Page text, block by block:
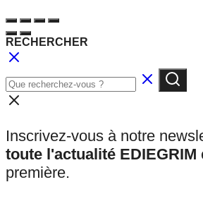
RECHERCHER
Inscrivez-vous à notre
toute l'actualité EDIEGRIM
première.